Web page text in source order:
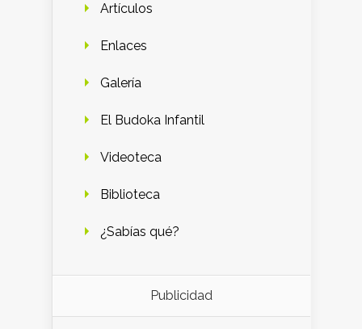
Artículos
Enlaces
Galería
El Budoka Infantil
Videoteca
Biblioteca
¿Sabías qué?
Publicidad